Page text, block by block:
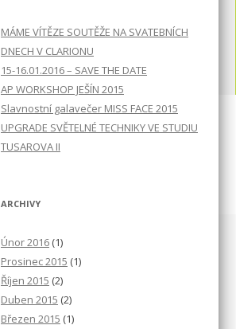
MÁME VÍTĚZE SOUTĚŽE NA SVATEBNÍCH
DNECH V CLARIONU
15-16.01.2016 – SAVE THE DATE
AP WORKSHOP JEŠÍN 2015
Slavnostní galavečer MISS FACE 2015
UPGRADE SVĚTELNÉ TECHNIKY VE STUDIU
TUSAROVA II
ARCHIVY
Únor 2016 (1)
Prosinec 2015 (1)
Říjen 2015 (2)
Duben 2015 (2)
Březen 2015 (1)